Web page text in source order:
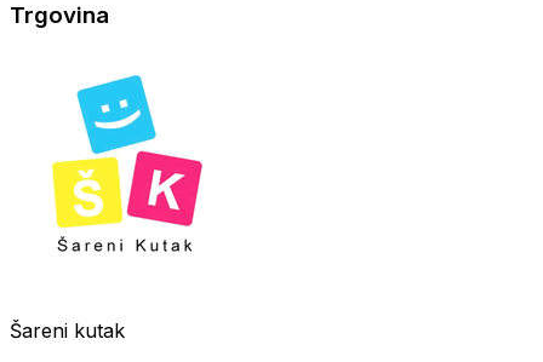
Trgovina
Šareni kutak